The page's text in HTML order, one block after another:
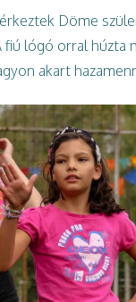
Döme szülei
fiú lógó orral húzta
akart